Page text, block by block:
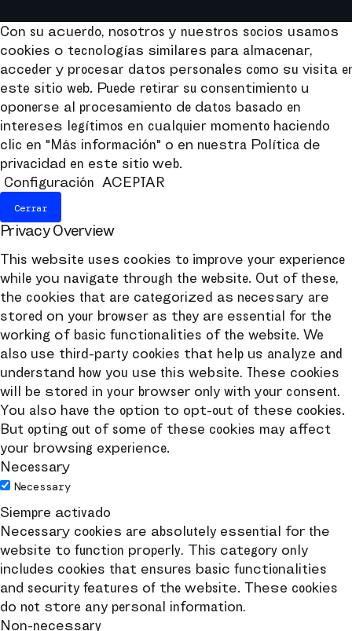
Con su acuerdo, nosotros y nuestros socios usamos
cookies o tecnologías similares para almacenar,
acceder y procesar datos personales como su visita
este sitio web. Puede retirar su consentimiento u
oponerse al procesamiento de datos basado en
intereses legítimos en cualquier momento haciendo
clic en "Más información" o en nuestra Política de
privacidad en este sitio web.
Configuración
ACEPTAR
Cerrar
Privacy Overview
This website uses cookies to improve your experience
while you navigate through the website. Out of these,
the cookies that are categorized as necessary are
stored on your browser as they are essential for the
working of basic functionalities of the website. We
also use third-party cookies that help us analyze and
understand how you use this website. These cookies
will be stored in your browser only with your consent.
You also have the option to opt-out of these cookies.
But opting out of some of these cookies may affect
your browsing experience.
Necessary
Necessary
Siempre activado
Necessary cookies are absolutely essential for the
website to function properly. This category only
includes cookies that ensures basic functionalities
and security features of the website. These cookies
do not store any personal information.
Non-necessary